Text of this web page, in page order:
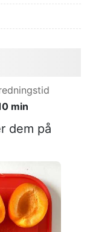
min
dem på